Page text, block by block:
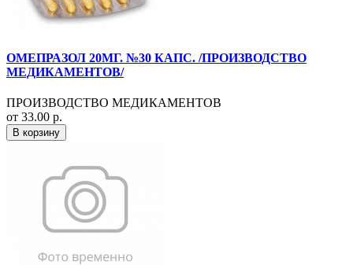
ОМЕПРАЗОЛ 20МГ. №30 КАПС. /ПРОИЗВОДСТВО
МЕДИКАМЕНТОВ/
ПРОИЗВОДСТВО МЕДИКАМЕНТОВ
от 33.00 р.
В корзину